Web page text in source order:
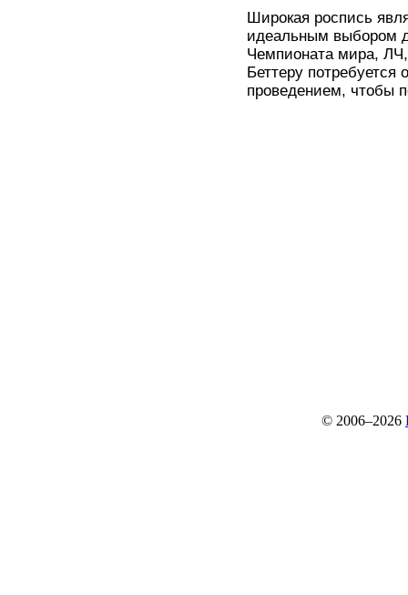
Широкая роспись
идеальным выбором
Чемпионата мира,
Беттеру потребуется
проведением, чтобы
© 2006–2026